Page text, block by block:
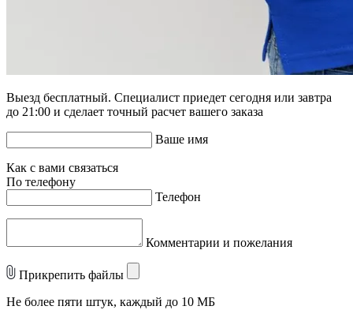
Выезд бесплатный. Специалист приедет сегодня или завтра
до 21:00 и сделает точный расчет вашего заказа
Ваше имя
Как с вами связаться
По телефону
Телефон
Комментарии и пожелания
Прикрепить файлы
Не более пяти штук, каждый до 10 МБ